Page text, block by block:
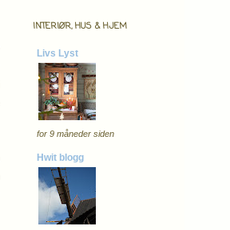
INTERIØR, HUS & HJEM
Livs Lyst
for 9 måneder siden
Hwit blogg